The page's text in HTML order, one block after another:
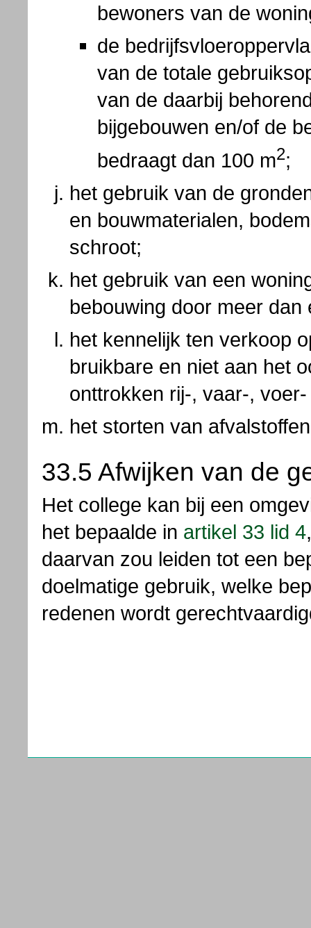
bewoners van de
de
van de totale
van de daarbij
bijgebouwen en/of de
bedraagt dan 100 m2;
het gebruik van de
en bouwmaterialen,
schroot;
het gebruik van een
bebouwing door meer
het kennelijk ten verkoop
bruikbare en niet aan het
onttrokken rij-, vaar-,
het storten van
33.5 Afwijken van de
Het college kan bij een
het bepaalde in artikel 33 lid 4
daarvan zou leiden tot een
doelmatige gebruik, welke
redenen wordt